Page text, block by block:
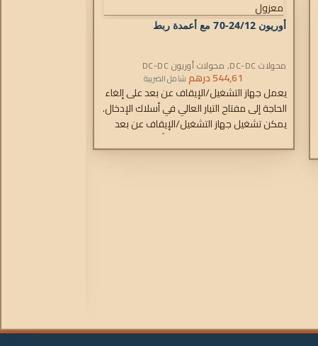
أوريون 24/12-70 مع أعمدة ربط
محولات DC-DC , محولات أوريون DC-DC
544,61درهمشامل الضريبة
يعمل جهاز التشغيل/الإيقاف عن بعد على إلغاء
الحاجة إلى مفتاح التيار العالي في أسلاك الإدخال.
يمكن تشغيل جهاز التشغيل/الإيقاف عن بعد
باستخدام مفتاح طاقة منخفض أو بواسطة
مفتاح تشغيل/إيقاف المحرك.